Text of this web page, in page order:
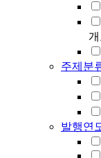
주제분
발행연